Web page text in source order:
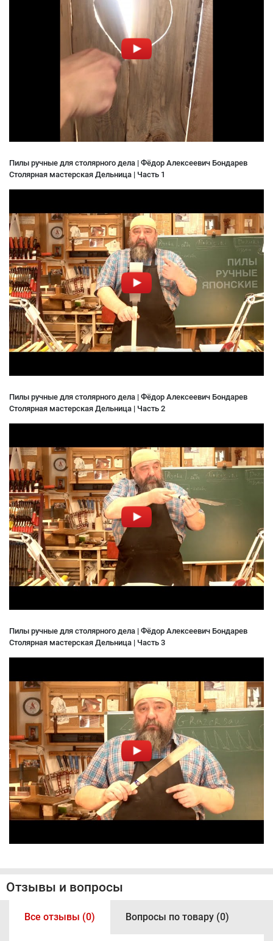
Пилы ручные для столярного дела | Фёдор Алексеевич Бондарев
Столярная мастерская Дельница | Часть 1
Пилы ручные для столярного дела | Фёдор Алексеевич Бондарев
Столярная мастерская Дельница | Часть 2
Пилы ручные для столярного дела | Фёдор Алексеевич Бондарев
Столярная мастерская Дельница | Часть 3
Отзывы и вопросы
Все отзывы (0) Вопросы по товару (0)